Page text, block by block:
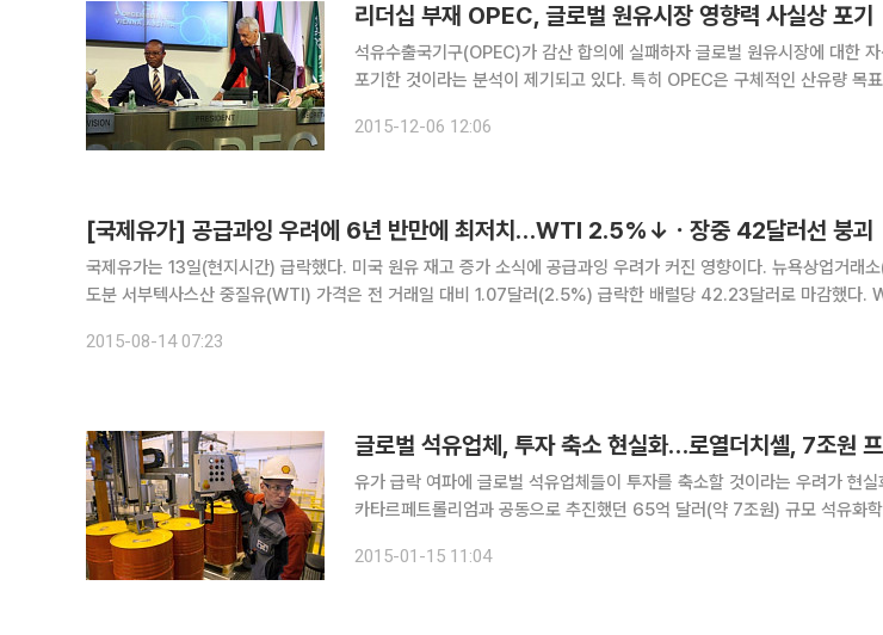
리더십 부재 OPEC, 글로벌 원유시장 영향력 사실상 포기
석유수출국기구(OPEC)가 감산 합의에 실패하자 글로벌 원유시장에 대한
포기한 것이라는 분석이 제기되고 있다. 특히 OPEC은 구체적인 산유량 목
2015-12-06 12:06
[국제유가] 공급과잉 우려에 6년 반만에 최저치…WTI 2.5%↓ㆍ장중 42달러선 붕괴
국제유가는 13일(현지시간) 급락했다. 미국 원유 재고 증가 소식에 공급과잉 우려가 커진 영향이다. 뉴욕상업거래소(NYMEX)에서 9월 인
도분 서부텍사스산 중질유(WTI) 가격은 전 거래일 대비 1.07달러(2.5%) 급락한 배럴당 42.23달러로 마감했다.
2015-08-14 07:23
글로벌 석유업체, 투자 축소 현실화…로열더치셸, 7조원
유가 급락 여파에 글로벌 석유업체들이 투자를 축소할 것이라는 우려가 현실화했다. 로열
카타르페트롤리엄과 공동으로 추진했던 65억 달러(약 7조원) 규모 석유화
2015-01-15 11:04